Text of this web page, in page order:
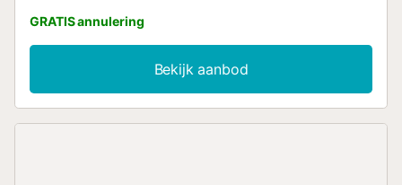
accommodatie ligt op een vakantiepark. Er zijn meerdere
accommodaties binnen dit type aanwezig. Wenst u
meerdere accommodaties voor dezelfde periode te
boeken? Neemt u dan contact met ons op via de chat...
GRATIS annulering
Bekijk aanbod